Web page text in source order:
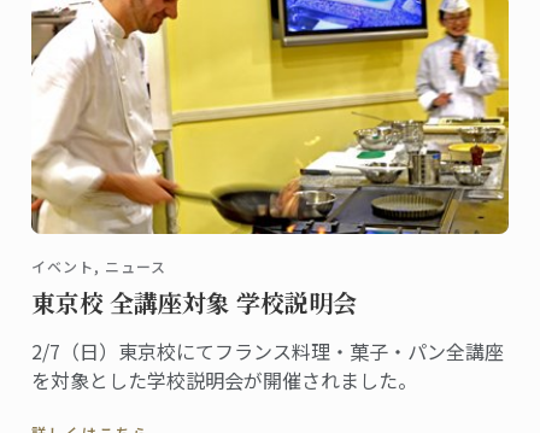
イベント, ニュース
東京校 全講座対象 学校説明会
2/7（日）東京校にてフランス料理・菓子・パン全講座
を対象とした学校説明会が開催されました。